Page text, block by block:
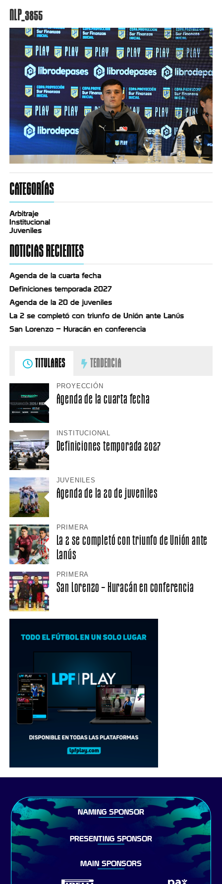
NLP_3855
CATEGORÍAS
Arbitraje
Institucional
Juveniles
NOTICIAS RECIENTES
Agenda de la cuarta fecha
Definiciones temporada 2027
Agenda de la 20 de juveniles
La 2 se completó con triunfo de Unión ante Lanús
San Lorenzo – Huracán en conferencia
TITULARES TENDENCIA
PROYECCIÓN
Agenda de la cuarta fecha
INSTITUCIONAL
Definiciones temporada 2027
JUVENILES
Agenda de la 20 de juveniles
PRIMERA
La 2 se completó con triunfo de Unión ante
Lanús
PRIMERA
San Lorenzo – Huracán en conferencia
NAMING SPONSOR
PRESENTING SPONSOR
MAIN SPONSORS